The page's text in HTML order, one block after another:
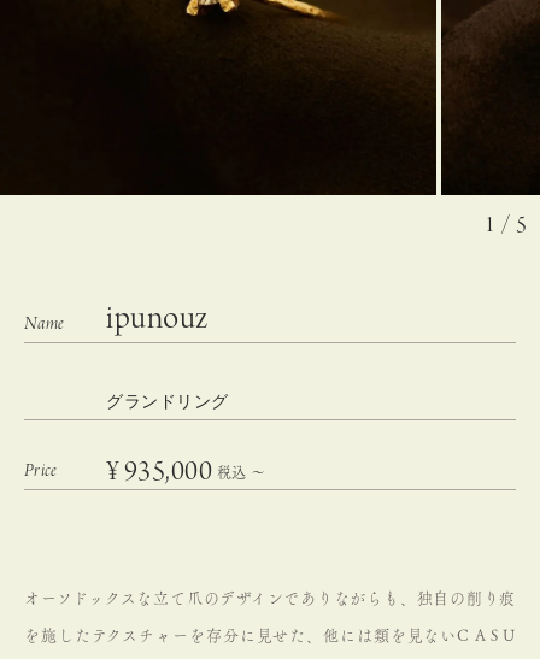
1 / 5
ipunouz
グランドリング
¥935,000 税込 〜
オーソドックスな立て爪のデザインでありながらも、独自の削り痕
を施したテクスチャーを存分に見せた、他には類を見ないC A S U